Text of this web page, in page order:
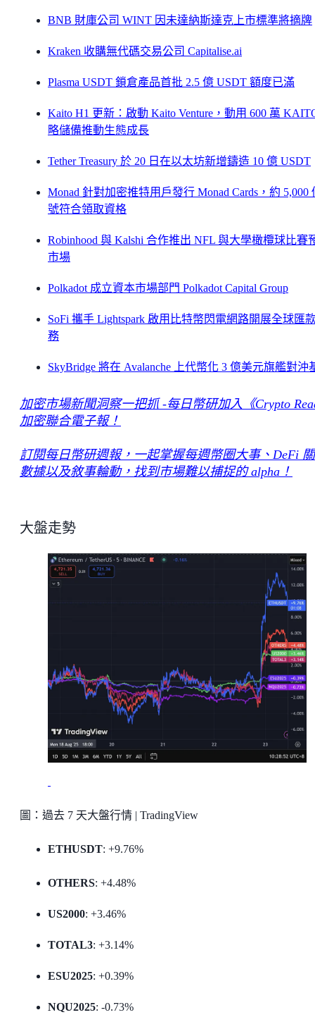
BNB 財庫公司 WINT 因未達納斯達克上市標準將摘牌
Kraken 收購無代碼交易公司 Capitalise.ai
Plasma USDT 鎖倉產品首批 2.5 億 USDT 額度已滿
Kaito H1 更新：啟動 Kaito Venture，動用 600 萬
略儲備推動生態成長
Tether Treasury 於 20 日在以太坊新增鑄造 10 億 USDT
Monad 針對加密推特用戶發行 Monad Cards，約 5,000
號符合領取資格
Robinhood 與 Kalshi 合作推出 NFL 與大學橄欖球比賽
市場
Polkadot 成立資本市場部門 Polkadot Capital Group
SoFi 攜手 Lightspark 啟用比特幣閃電網路開展全球匯
務
SkyBridge 將在 Avalanche 上代幣化 3 億美元旗艦對沖
加密市場新聞洞察一把抓 -每日幣研加入《Crypto
加密聯合電子報！
訂閱每日幣研週報，一起掌握每週幣圈大事、DeFi
數據以及敘事輪動，找到市場難以捕捉的 alpha！
大盤走勢
圖：過去 7 天大盤行情 | TradingView
ETHUSDT: +9.76%
OTHERS: +4.48%
US2000: +3.46%
TOTAL3: +3.14%
ESU2025: +0.39%
NQU2025: -0.73%